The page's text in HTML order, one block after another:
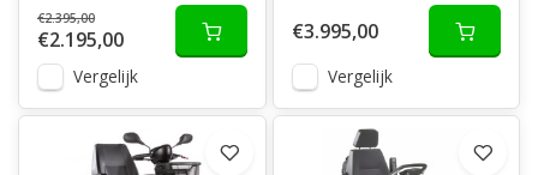
€2.395,00
€2.195,00
Vergelijk
€3.995,00
Vergelijk